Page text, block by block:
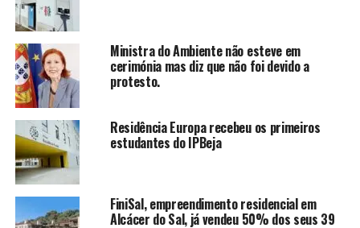
Ministra do Ambiente não esteve em
cerimónia mas diz que não foi devido a
protesto.
Residência Europa recebeu os primeiros
estudantes do IPBeja
FiniSal, empreendimento residencial em
Alcácer do Sal, já vendeu 50% dos seus 39